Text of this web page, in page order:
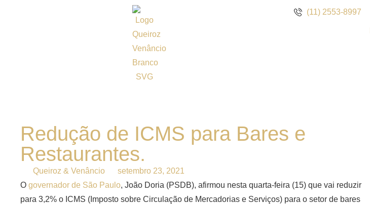
(11) 2553-8997
Redução de ICMS para Bares e
Restaurantes.
Queiroz & Venâncio
setembro 23, 2021
O governador de São Paulo, João Doria (PSDB), afirmou nesta quarta-feira (15) que vai reduzir
para 3,2% o ICMS (Imposto sobre Circulação de Mercadorias e Serviços) para o setor de bares